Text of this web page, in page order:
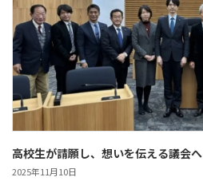
高校生が請願し、想いを伝える議会へ
2025年11月10日